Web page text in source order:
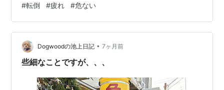
入力を行っています。元部署の上司がいるときはいいの
ですが、現部署の上司が代理する際「そこまで作業する
時間が取れない」という理由から、日曜と月曜の現場業
務リストを私が作らなければなりません。 作成自体はも
のの十数分で終わるので良いのですが……それより厄介な
#転倒 #疲れ #危ない
Dogwoodの池上日記 • 7ヶ月前
些細なことですが、、、